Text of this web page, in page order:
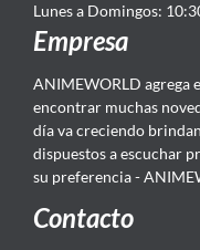
Lunes a Domingos:
Empresa
ANIMEWORLD agrega
encontrar muchas
día va creciendo
dispuestos a escuchar
su preferencia -
Contacto